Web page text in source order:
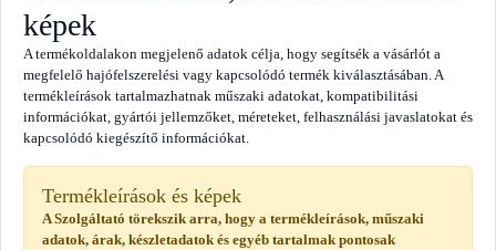
képek
A termékoldalakon megjelenő adatok célja, hogy segítsék a vásárlót a
megfelelő hajófelszerelési vagy kapcsolódó termék kiválasztásában. A
termékleírások tartalmazhatnak műszaki adatokat, kompatibilitási
információkat, gyártói jellemzőket, méreteket, felhasználási javaslatokat és
kapcsolódó kiegészítő információkat.
Termékleírások és képek
A Szolgáltató törekszik arra, hogy a termékleírások, műszaki
adatok, árak, készletadatok és egyéb tartalmak pontosak